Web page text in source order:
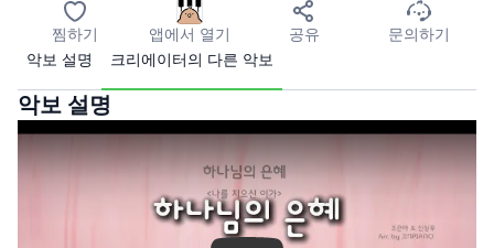
찜하기 앱에서 열기 공유
문의하기
악보 설명
크리에이터의 다른 악보
악보 설명